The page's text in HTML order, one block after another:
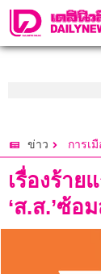
ข่าว การเมื
เรื่องร้าย
‘ส.ส.’ซ้อ